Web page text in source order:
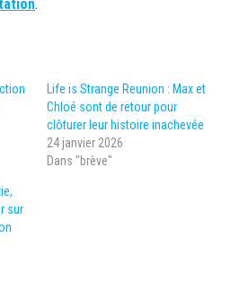
.
Life is Strange Reunion : Max et
Chloé sont de retour pour
clôturer leur histoire inachevée
24 janvier 2026
Dans "brève"
sur